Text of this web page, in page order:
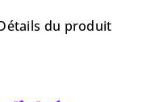
du produit